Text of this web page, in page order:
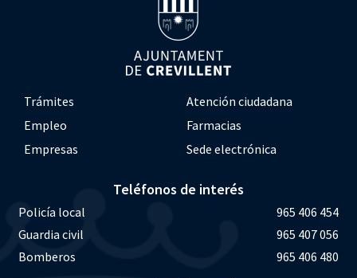
Trámites
Atención ciudadana
Empleo
Farmacias
Empresas
Sede electrónica
Teléfonos de interés
Policía local
965 406 454
Guardia civil
965 407 056
Bomberos
965 406 480